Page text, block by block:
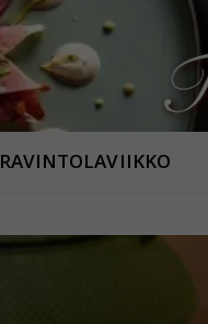
RAVINTOLAVIIKKO